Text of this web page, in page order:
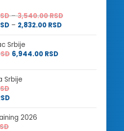
– 3,540.00RSDRaspon
od
– 2,832.00 RSDRaspon
cena:
2,832.00 RSD
Srbije
6,944.00 RSD
Srbije
2026